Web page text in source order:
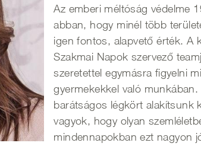
Az emberi méltóság védelme
abban, hogy minél több
igen fontos, alapvető érték. A
Szakmai Napok szervező
szeretettel egymásra figyelni
gyermekekkel való
barátságos légkört alakítsunk
vagyok, hogy olyan
mindennapokban ezt nagyon